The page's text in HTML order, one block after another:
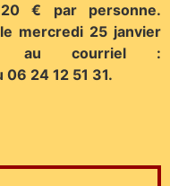
20 € par personne.
mercredi 25 janvier
au courriel :
06 24 12 51 31.